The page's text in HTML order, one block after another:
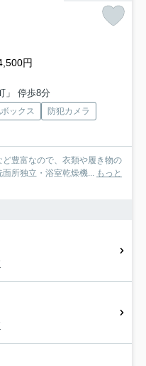
円
」 停歩8分
ックス
防犯カメラ
豊富なので、衣類や履き物の
所独立・浴室乾燥機... もっと